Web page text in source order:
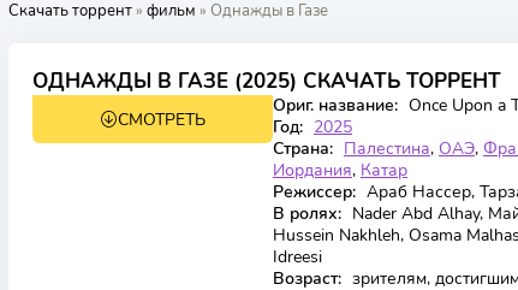
Скачать торрент» фильм » Однажды в Газе
ОДНАЖДЫ В ГАЗЕ (2025) СКАЧАТЬ ТОРРЕНТ
6.1
СМОТРЕТЬ
Ориг. название: Once Upon a
Год: 2025
Страна: Палестина, ОАЭ,
Иордания, Катар
Режиссер: Араб Нассер,
В ролях: Nader Abd Alhay,
Hussein Nakhleh, Osama
Idreesi
Возраст: зрителям,